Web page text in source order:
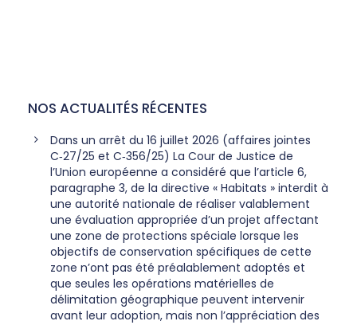
NOS ACTUALITÉS RÉCENTES
Dans un arrêt du 16 juillet 2026 (affaires jointes
C‑27/25 et C‑356/25) La Cour de Justice de
l’Union européenne a considéré que l’article 6,
paragraphe 3, de la directive « Habitats » interdit à
une autorité nationale de réaliser valablement
une évaluation appropriée d’un projet affectant
une zone de protections spéciale lorsque les
objectifs de conservation spécifiques de cette
zone n’ont pas été préalablement adoptés et
que seules les opérations matérielles de
délimitation géographique peuvent intervenir
avant leur adoption, mais non l’appréciation des